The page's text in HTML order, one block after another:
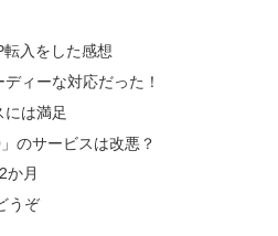
転入をした感想
ィーな対応だった！
には満足
のサービスは改悪？
か月
うぞ